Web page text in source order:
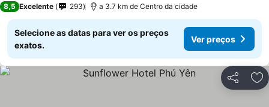
8,5 Excelente 293 a 3.7 km de Centro da cidade
Selecione as datas para ver os preços
exatos.
Ver preços
Partilhar